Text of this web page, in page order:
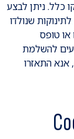
כלל. ניתן לבצע
שנולדו
טופס
להשלמת
אנא התאזרו